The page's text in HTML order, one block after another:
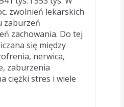
zwolnień lekarskich
zaburzeń
zachowania. Do tej
się między
nerwica,
zaburzenia
ciężki stres i wiele